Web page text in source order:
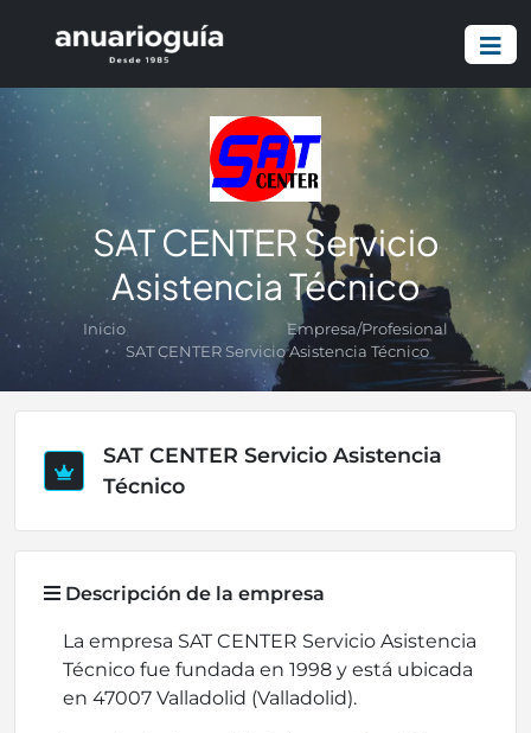
SAT CENTER Servicio
Asistencia Técnico
Inicio
Empresa/Profesional
SAT CENTER Servicio Asistencia Técnico
SAT CENTER Servicio Asistencia
Técnico
Descripción de la empresa
La empresa SAT CENTER Servicio Asistencia
Técnico fue fundada en 1998 y está ubicada
en 47007 Valladolid (Valladolid).